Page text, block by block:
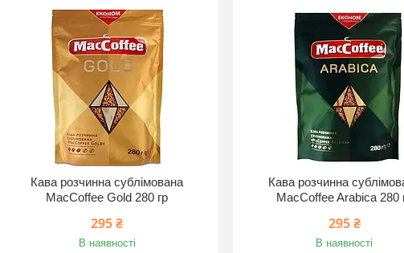
Кава розчинна сублімована
MacCoffee Gold 280 гр
295 ₴
В наявності
Кава розчинна
MacCoffee Arabica 280
295 ₴
В наявності